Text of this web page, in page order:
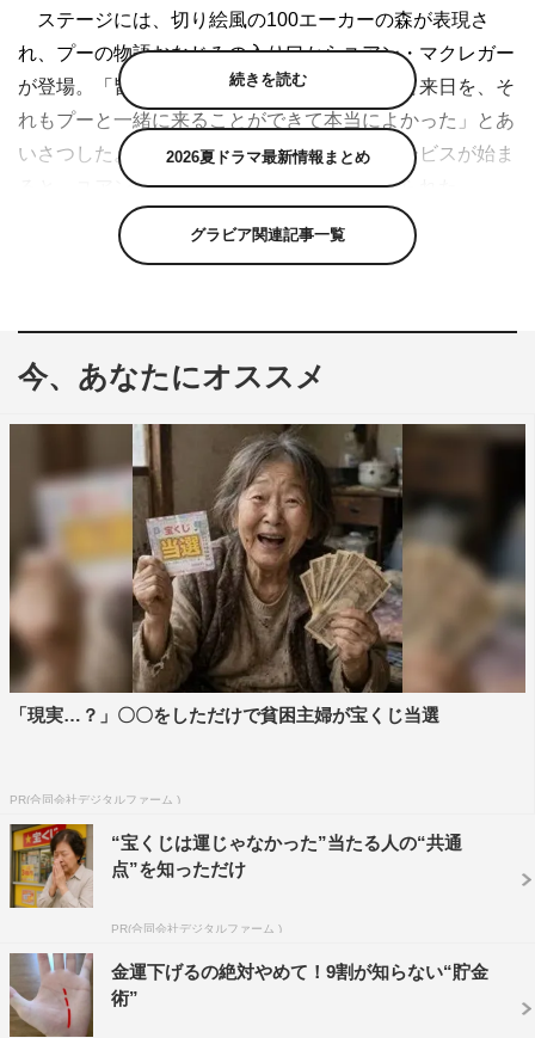
ステージには、切り絵風の100エーカーの森が表現さ
れ、プーの物語おなじみの入り口からユアン・マクレガー
が登場。「皆さんに会えてうれしいよ！初めて来日を、そ
れもプーと一緒に来ることができて本当によかった」とあ
いさつした。レッドカーペット上のファンサービスが始ま
ると、ユアンの神対応に涙を流すファンも見られた。
舞台あいさつでは、プーを抱きかかえたユアンが再登
ン演じるクリストファー・ロビンの声を担当した堺雅人が
登場。ユアンとの初対面に、堺は「ユアンさんの演じるク
で、実際にお会いできてうれしいです！」と。ユアンは
「今後、彼の映画が英語圏で公開されるときには、僕が彼
の声を吹き替えるよ」と話し、会場を沸かせた。
本作のテーマの「大人になって忘れかけていた大切なも
の」について聞かれたユアンは「プーが言ってるけど、ど
うやって時間を過ごすかが大切なんだ」とコメント。「何
もしない時間を大切にしないと、僕らは仕事ばっかりにな
ってしまうからね」と、プーの名言を使って観客に語りか
けた。
くの共通点が判明。「9歳の頃から思い描いていた夢は、
俳優だったんだ」と振り返ったユアン。堺は「僕は幼稚園
の学芸会で『白雪姫の森』小鹿役だったんです。その時は
ファー・ロビンのように物語の世界に入ることが子供の頃
から好きでした」と意外な少年時代を語った。
続きを読む
2026夏ドラマ最新情報まとめ
グラビア関連記事一覧
今、あなたにオススメ
「現実…？」〇〇をしただけで貧困主婦が宝くじ当選
PR(合同会社デジタルファーム )
“宝くじは運じゃなかった”当たる人の“共通
点”を知っただけ
PR(合同会社デジタルファーム )
金運下げるの絶対やめて！9割が知らない“貯金
術”